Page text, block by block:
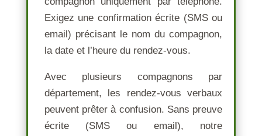
Exigez une confirmation écrite (SMS ou
email) précisant le nom du compagnon,
la dateet l’heuredu rendez-vous.
Avec plusieurs compagnons par
département, les rendez-vous verbaux
peuvent prêter à confusion. Sans preuve
écrite (SMS ou email), notre